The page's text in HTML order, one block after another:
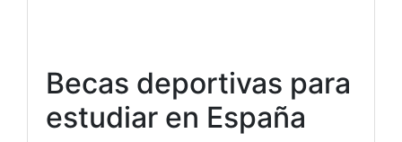
Becas deportivas para
estudiar en España